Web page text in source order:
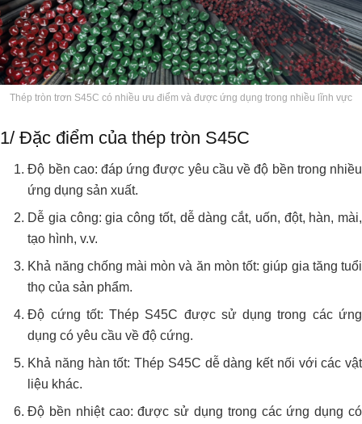
Thép tròn trơn S45C có nhiều ưu điểm và được ứng dụng trong nhiều lĩnh vực
1/ Đặc điểm của thép tròn S45C
Độ bền cao: đáp ứng được yêu cầu về độ bền trong nhiều
ứng dụng sản xuất.
Dễ gia công: gia công tốt, dễ dàng cắt, uốn, đột, hàn, mài,
tạo hình, v.v.
Khả năng chống mài mòn và ăn mòn tốt: giúp gia tăng tuổi
thọ của sản phẩm.
Độ cứng tốt: Thép S45C được sử dụng trong các ứng
dụng có yêu cầu về độ cứng.
Khả năng hàn tốt: Thép S45C dễ dàng kết nối với các vật
liệu khác.
Độ bền nhiệt cao: được sử dụng trong các ứng dụng có